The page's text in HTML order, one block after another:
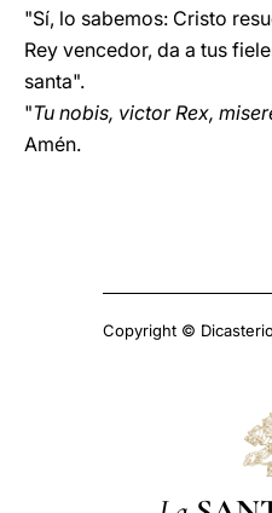
"Sí, lo sabemos: Cristo
Rey vencedor, da a tus
santa".
"Tu nobis, victor Rex,
Amén.
Copyright ©